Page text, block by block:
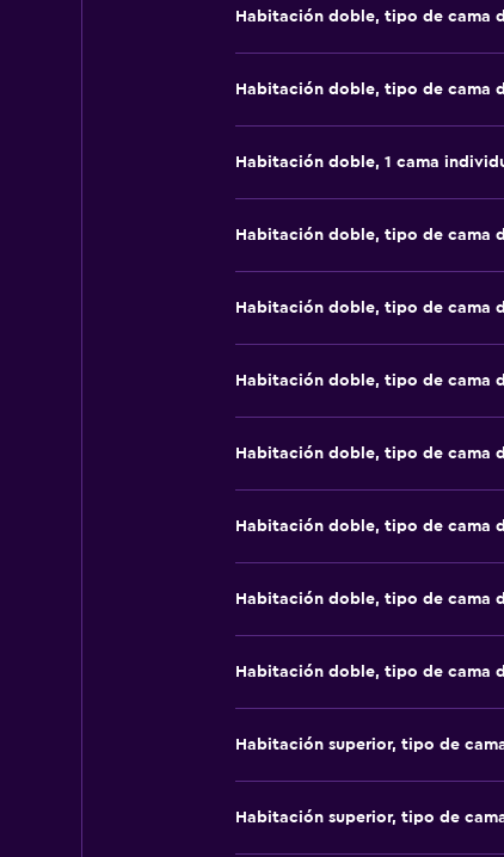
Habitación doble, tipo de cama
Habitación doble, tipo de cama
Habitación doble, 1 cama
Habitación doble, tipo de cama
Habitación doble, tipo de cama
Habitación doble, tipo de cama
Habitación doble, tipo de cama
Habitación doble, tipo de cama
Habitación doble, tipo de cama
Habitación doble, tipo de cama
Habitación superior, tipo de
Habitación superior, tipo de